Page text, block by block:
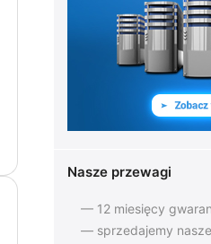
Nasze przewagi
— 12 miesięcy
— sprzedajemy